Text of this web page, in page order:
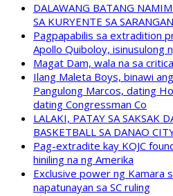
DALAWANG BATANG
SA KURYENTE SA
Pagpapabilis sa extradition
Apollo Quiboloy, isinusulong
Magat Dam, wala na sa
Ilang Maleta Boys, binawi
Pangulong Marcos, dating
dating Congressman Co
LALAKI, PATAY SA SAKSAK
BASKETBALL SA DANAO
Pag-extradite kay KOJC
hiniling na ng Amerika
Exclusive power ng Kamara
napatunayan sa SC ruling